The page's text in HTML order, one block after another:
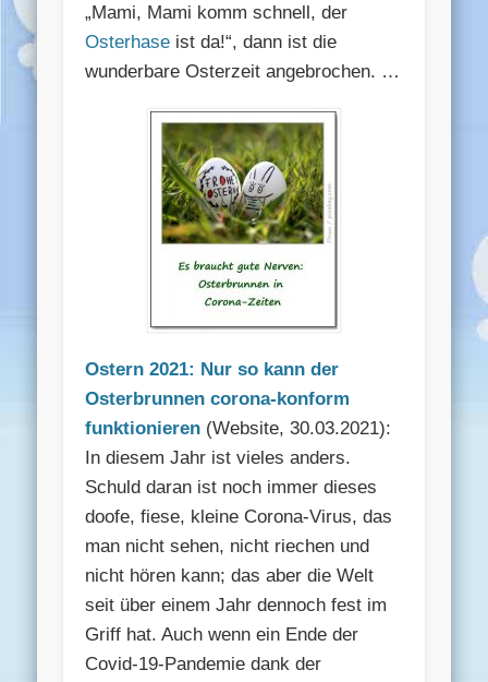
„Mami, Mami komm schnell, der
Osterhase ist da!“, dann ist die
wunderbare Osterzeit angebrochen. …
Ostern 2021: Nur so kann der
Osterbrunnen corona-konform
funktionieren (Website, 30.03.2021):
In diesem Jahr ist vieles anders.
Schuld daran ist noch immer dieses
doofe, fiese, kleine Corona-Virus, das
man nicht sehen, nicht riechen und
nicht hören kann; das aber die Welt
seit über einem Jahr dennoch fest im
Griff hat. Auch wenn ein Ende der
Covid-19-Pandemie dank der